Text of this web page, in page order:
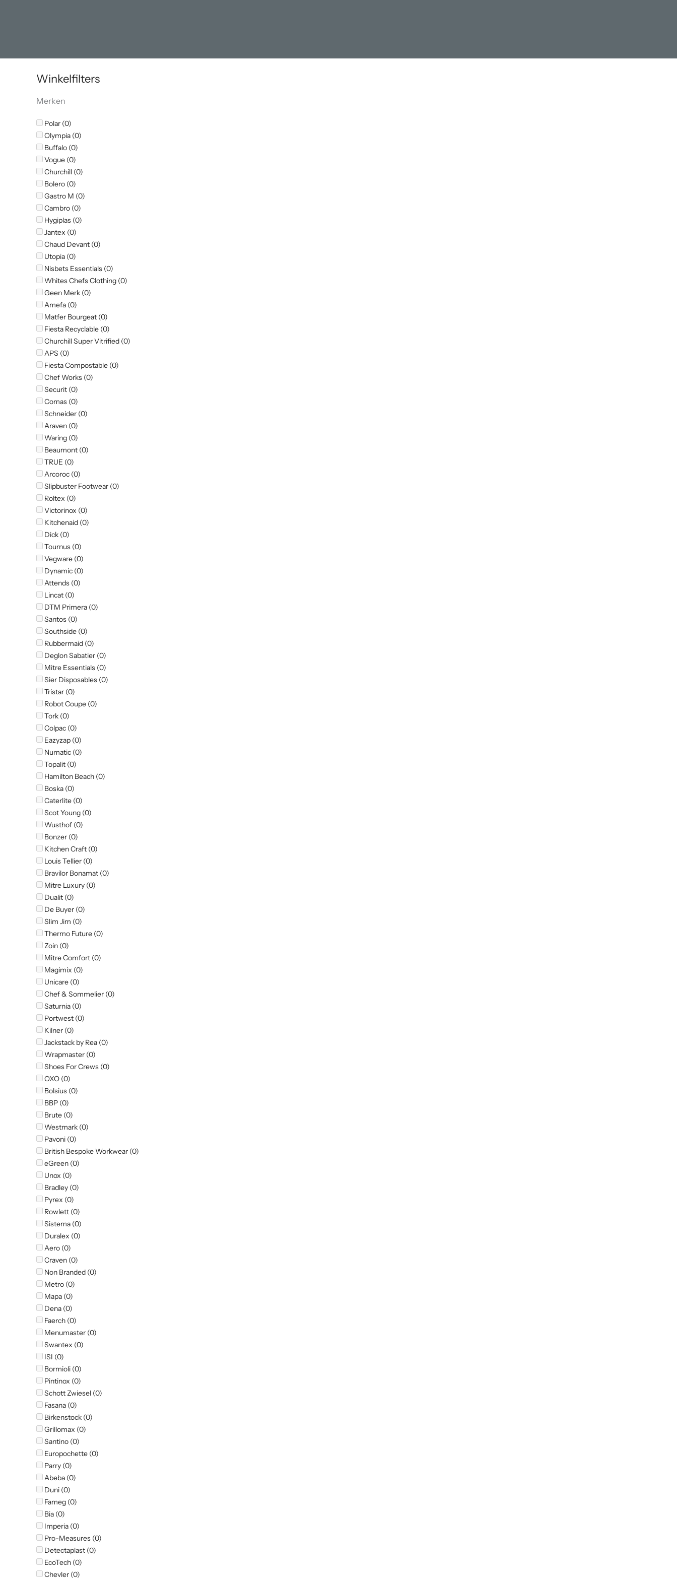
Winkelfilters
Merken
Polar (0)
Olympia (0)
Buffalo (0)
Vogue (0)
Churchill (0)
Bolero (0)
Gastro M (0)
Cambro (0)
Hygiplas (0)
Jantex (0)
Chaud Devant (0)
Utopia (0)
Nisbets Essentials (0)
Whites Chefs Clothing (0)
Geen Merk (0)
Amefa (0)
Matfer Bourgeat (0)
Fiesta Recyclable (0)
Churchill Super Vitrified (0)
APS (0)
Fiesta Compostable (0)
Chef Works (0)
Securit (0)
Comas (0)
Schneider (0)
Araven (0)
Waring (0)
Beaumont (0)
TRUE (0)
Arcoroc (0)
Slipbuster Footwear (0)
Roltex (0)
Victorinox (0)
Kitchenaid (0)
Dick (0)
Tournus (0)
Vegware (0)
Dynamic (0)
Attends (0)
Lincat (0)
DTM Primera (0)
Santos (0)
Southside (0)
Rubbermaid (0)
Deglon Sabatier (0)
Mitre Essentials (0)
Sier Disposables (0)
Tristar (0)
Robot Coupe (0)
Tork (0)
Colpac (0)
Eazyzap (0)
Numatic (0)
Topalit (0)
Hamilton Beach (0)
Boska (0)
Caterlite (0)
Scot Young (0)
Wusthof (0)
Bonzer (0)
Kitchen Craft (0)
Louis Tellier (0)
Bravilor Bonamat (0)
Mitre Luxury (0)
Dualit (0)
De Buyer (0)
Slim Jim (0)
Thermo Future (0)
Zoin (0)
Mitre Comfort (0)
Magimix (0)
Unicare (0)
Chef & Sommelier (0)
Saturnia (0)
Portwest (0)
Kilner (0)
Jackstack by Rea (0)
Wrapmaster (0)
Shoes For Crews (0)
OXO (0)
Bolsius (0)
BBP (0)
Brute (0)
Westmark (0)
Pavoni (0)
British Bespoke Workwear (0)
eGreen (0)
Unox (0)
Bradley (0)
Pyrex (0)
Rowlett (0)
Sistema (0)
Duralex (0)
Aero (0)
Craven (0)
Non Branded (0)
Metro (0)
Mapa (0)
Dena (0)
Faerch (0)
Menumaster (0)
Swantex (0)
ISI (0)
Bormioli (0)
Pintinox (0)
Schott Zwiesel (0)
Fasana (0)
Birkenstock (0)
Grillomax (0)
Santino (0)
Europochette (0)
Parry (0)
Abeba (0)
Duni (0)
Fameg (0)
Bia (0)
Imperia (0)
Pro-Measures (0)
Detectaplast (0)
EcoTech (0)
Chevler (0)